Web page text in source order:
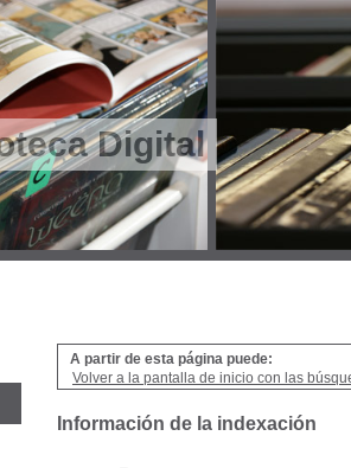
Digital
A partir de esta página puede:
Volver a la pantalla de inicio con las
Información de la indexación